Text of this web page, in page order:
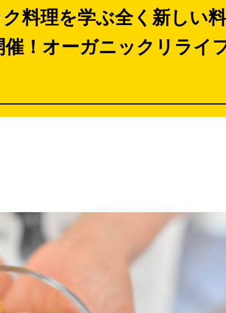
ク料理を学ぶ​全く新しい
！オーガニックリライ